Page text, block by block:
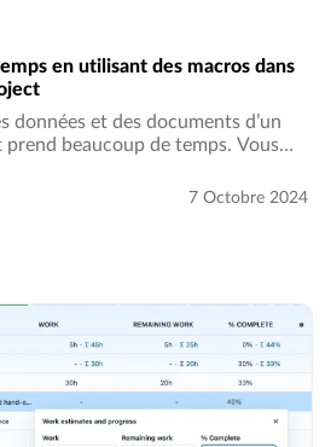
en utilisant des macros dans
données et des documents d’un
beaucoup de temps. Vous
faire technique…
7 Octobre 2024